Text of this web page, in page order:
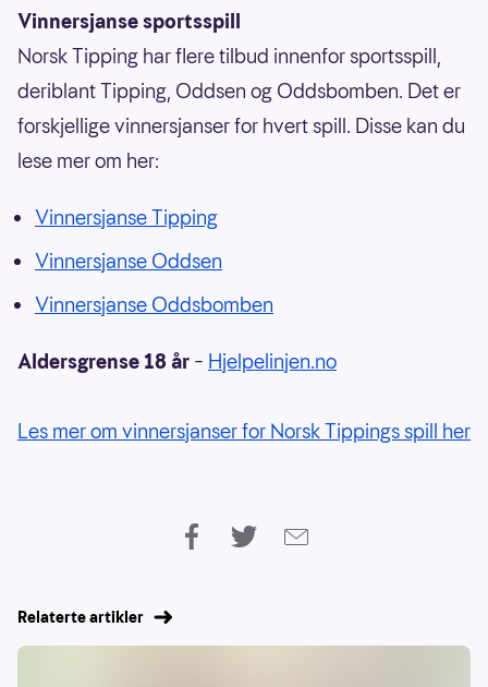
Vinnersjanse sportsspill
Norsk Tipping har flere tilbud innenfor sportsspill,
deriblant Tipping, Oddsen og Oddsbomben. Det er
forskjellige vinnersjanser for hvert spill. Disse kan du
lese mer om her:
Vinnersjanse Tipping
Vinnersjanse Oddsen
Vinnersjanse Oddsbomben
Aldersgrense 18 år – Hjelpelinjen.no
Les mer om vinnersjanser for Norsk Tippings spill her
Relaterte artikler